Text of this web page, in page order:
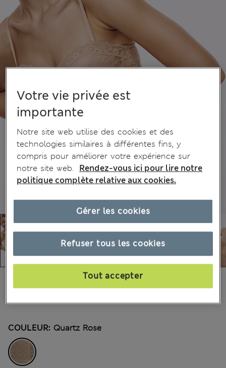
30.00 € Tous les prix incluent les taxes et les frais de douanes
COULEUR: Quartz Rose
Votre vie privée est
importante
Notre site web utilise des cookies et des
technologies similaires à différentes fins, y
compris pour améliorer votre expérience sur
notre site web.
Rendez-vous ici pour lire notre
politique complète relative aux cookies.
Refuser tous les cookies
Tout accepter
Gérer les cookies